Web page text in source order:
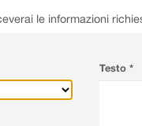
le informazioni
Testo *